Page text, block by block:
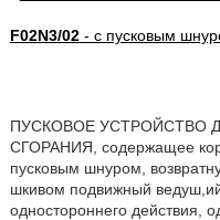
F02N3/02- с пусковым
ПУСКОВОЕ УСТРОЙСТВО
СГОРАНИЯ, содержащее
пусковым шнуром,
шкивом подвижный
одностороннего действия,